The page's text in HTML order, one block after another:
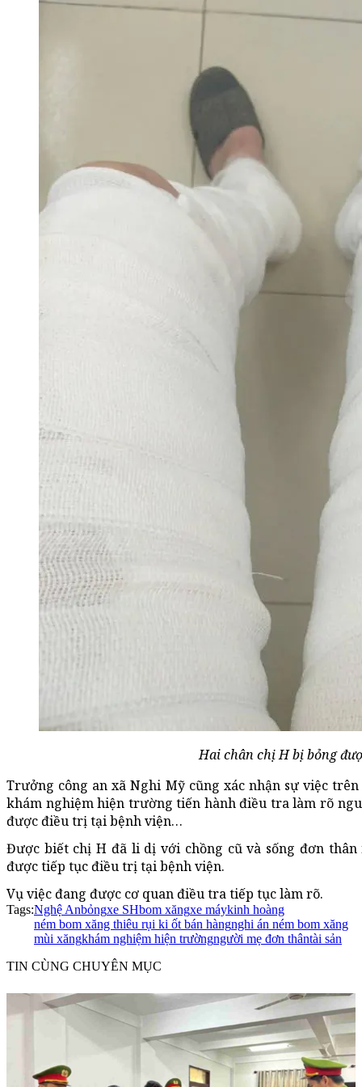
Hai chân chị H bị bỏng
Trưởng công an xã Nghi Mỹ cũng xác nhận sự việc
khám nghiệm hiện trường tiến hành điều tra làm rõ
được điều trị tại bệnh viện…
Được biết chị H đã li dị với chồng cũ và sống đơn
được tiếp tục điều trị tại bệnh viện.
Vụ việc đang được cơ quan điều tra tiếp tục làm rõ.
Tags:Nghệ Anbỏngxe SHbom xăngxe máykinh hoàng
ném bom xăng thiêu rụi ki ốt bán hàngnghi án ném bom xăng
mùi xăngkhám nghiệm hiện trườngngười mẹ đơn thântài sản
TIN CÙNG CHUYÊN MỤC